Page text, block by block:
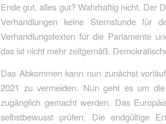
Ende gut, alles gut? Wahrhaftig nicht. Der
Verhandlungen keine Sternstunde für
Verhandlungstexten für die Parlamente
das ist nicht mehr zeitgemäß.
Das Abkommen kann nun zunächst
2021 zu vermeiden. Nun geht es um
zugänglich gemacht werden. Das
selbstbewusst prüfen. Die endgültige